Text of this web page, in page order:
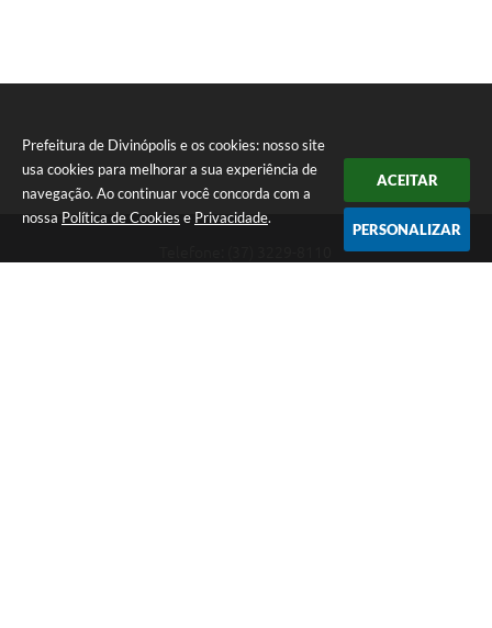
Prefeitura de Divinópolis e os cookies: nosso site
usa cookies para melhorar a sua experiência de
navegação. Ao continuar você concorda com a
nossa Política de Cookies e Privacidade.
ACEITAR
PERSONALIZAR